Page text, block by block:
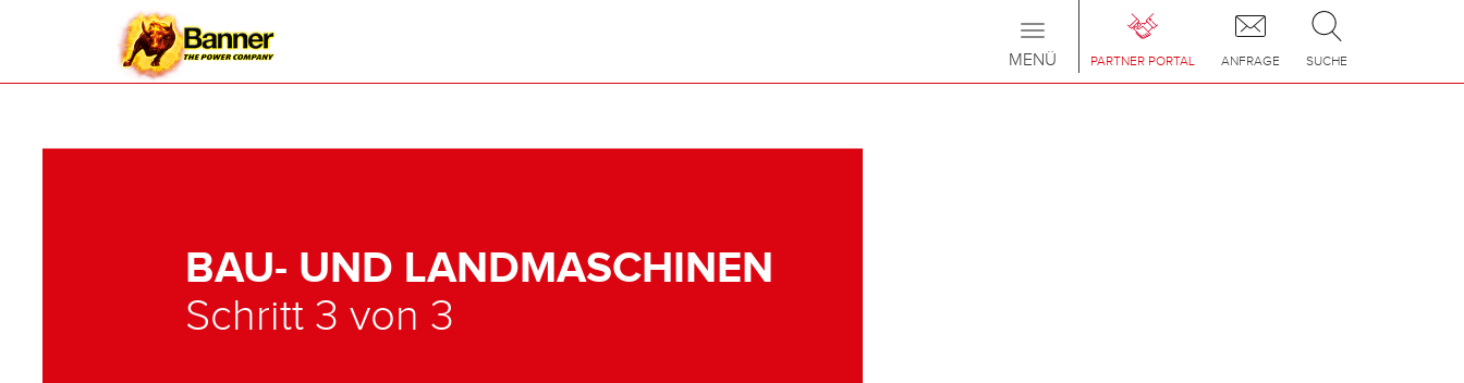
PARTNER PORTAL ANFRAGE SUCHE
Toggle
navigation
MENÜ
BAU- UND LANDMASCHINEN
Schritt 3 von 3